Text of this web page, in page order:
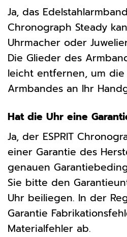
Ja, das
Chronograph Steady
Uhrmacher oder
Die Glieder des
leicht entfernen, um
Armbandes an Ihr
Hat die Uhr eine
Ja, der ESPRIT
einer Garantie des
genauen
Sie bitte den
Uhr beiliegen. In der
Garantie
Materialfehler ab.